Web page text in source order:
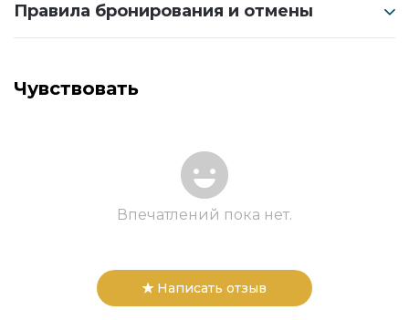
Правила бронирования и отмены
Чувствовать
Впечатлений пока нет.
Написать отзыв